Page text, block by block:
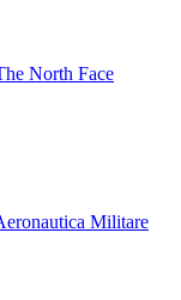
North Face
Militare